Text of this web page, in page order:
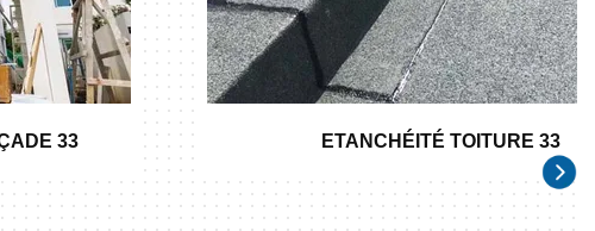
33 ETANCHÉITÉ TOITURE 33